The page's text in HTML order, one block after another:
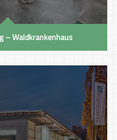
– Waldkrankenhaus